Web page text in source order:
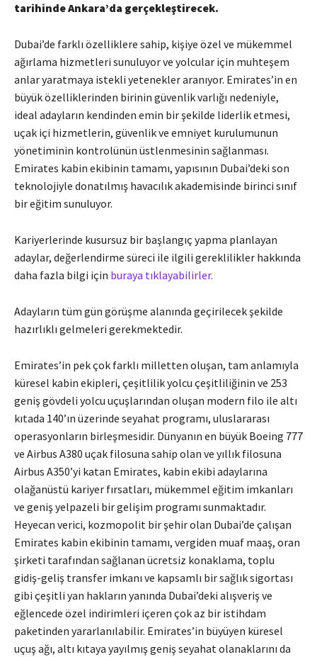
tarihinde Ankara’da gerçekleştirecek.
Dubai’de farklı özelliklere sahip, kişiye özel ve mükemmel
ağırlama hizmetleri sunuluyor ve yolcular için muhteşem
anlar yaratmaya istekli yetenekler aranıyor. Emirates’in en
büyük özelliklerinden birinin güvenlik varlığı nedeniyle,
ideal adayların kendinden emin bir şekilde liderlik etmesi,
uçak içi hizmetlerin, güvenlik ve emniyet kurulumunun
yönetiminin kontrolünün üstlenmesinin sağlanması.
Emirates kabin ekibinin tamamı, yapısının Dubai’deki son
teknolojiyle donatılmış havacılık akademisinde birinci sınıf
bir eğitim sunuluyor.
Kariyerlerinde kusursuz bir başlangıç yapma planlayan
adaylar, değerlendirme süreci ile ilgili gereklilikler hakkında
daha fazla bilgi için buraya tıklayabilirler.
Adayların tüm gün görüşme alanında geçirilecek şekilde
hazırlıklı gelmeleri gerekmektedir.
Emirates’in pek çok farklı milletten oluşan, tam anlamıyla
küresel kabin ekipleri, çeşitlilik yolcu çeşitliliğinin ve 253
geniş gövdeli yolcu uçuşlarından oluşan modern filo ile altı
kıtada 140’ın üzerinde seyahat programı, uluslararası
operasyonların birleşmesidir. Dünyanın en büyük Boeing 777
ve Airbus A380 uçak filosuna sahip olan ve yıllık filosuna
Airbus A350’yi katan Emirates, kabin ekibi adaylarına
olağanüstü kariyer fırsatları, mükemmel eğitim imkanları
ve geniş yelpazeli bir gelişim programı sunmaktadır.
Heyecan verici, kozmopolit bir şehir olan Dubai’de çalışan
Emirates kabin ekibinin tamamı, vergiden muaf maaş, oran
şirketi tarafından sağlanan ücretsiz konaklama, toplu
gidiş-geliş transfer imkanı ve kapsamlı bir sağlık sigortası
gibi çeşitli yan hakların yanında Dubai’deki alışveriş ve
eğlencede özel indirimleri içeren çok az bir istihdam
paketinden yararlanılabilir. Emirates’in büyüyen küresel
uçuş ağı, altı kıtaya yayılmış geniş seyahat olanaklarını da